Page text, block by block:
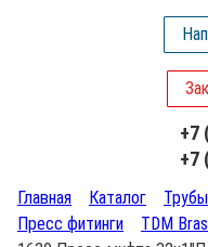
у
+7
+7
Главная Каталог
Пресс фитинги
TDM